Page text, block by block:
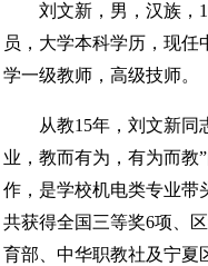
刘文新，男，汉族，
员，大学本科学历，现任
学一级教师，高级技师。
从教15年，刘文新同
业，教而有为，有为而教
作，是学校机电类专业带
共获得全国三等奖6项、
育部、中华职教社及宁夏